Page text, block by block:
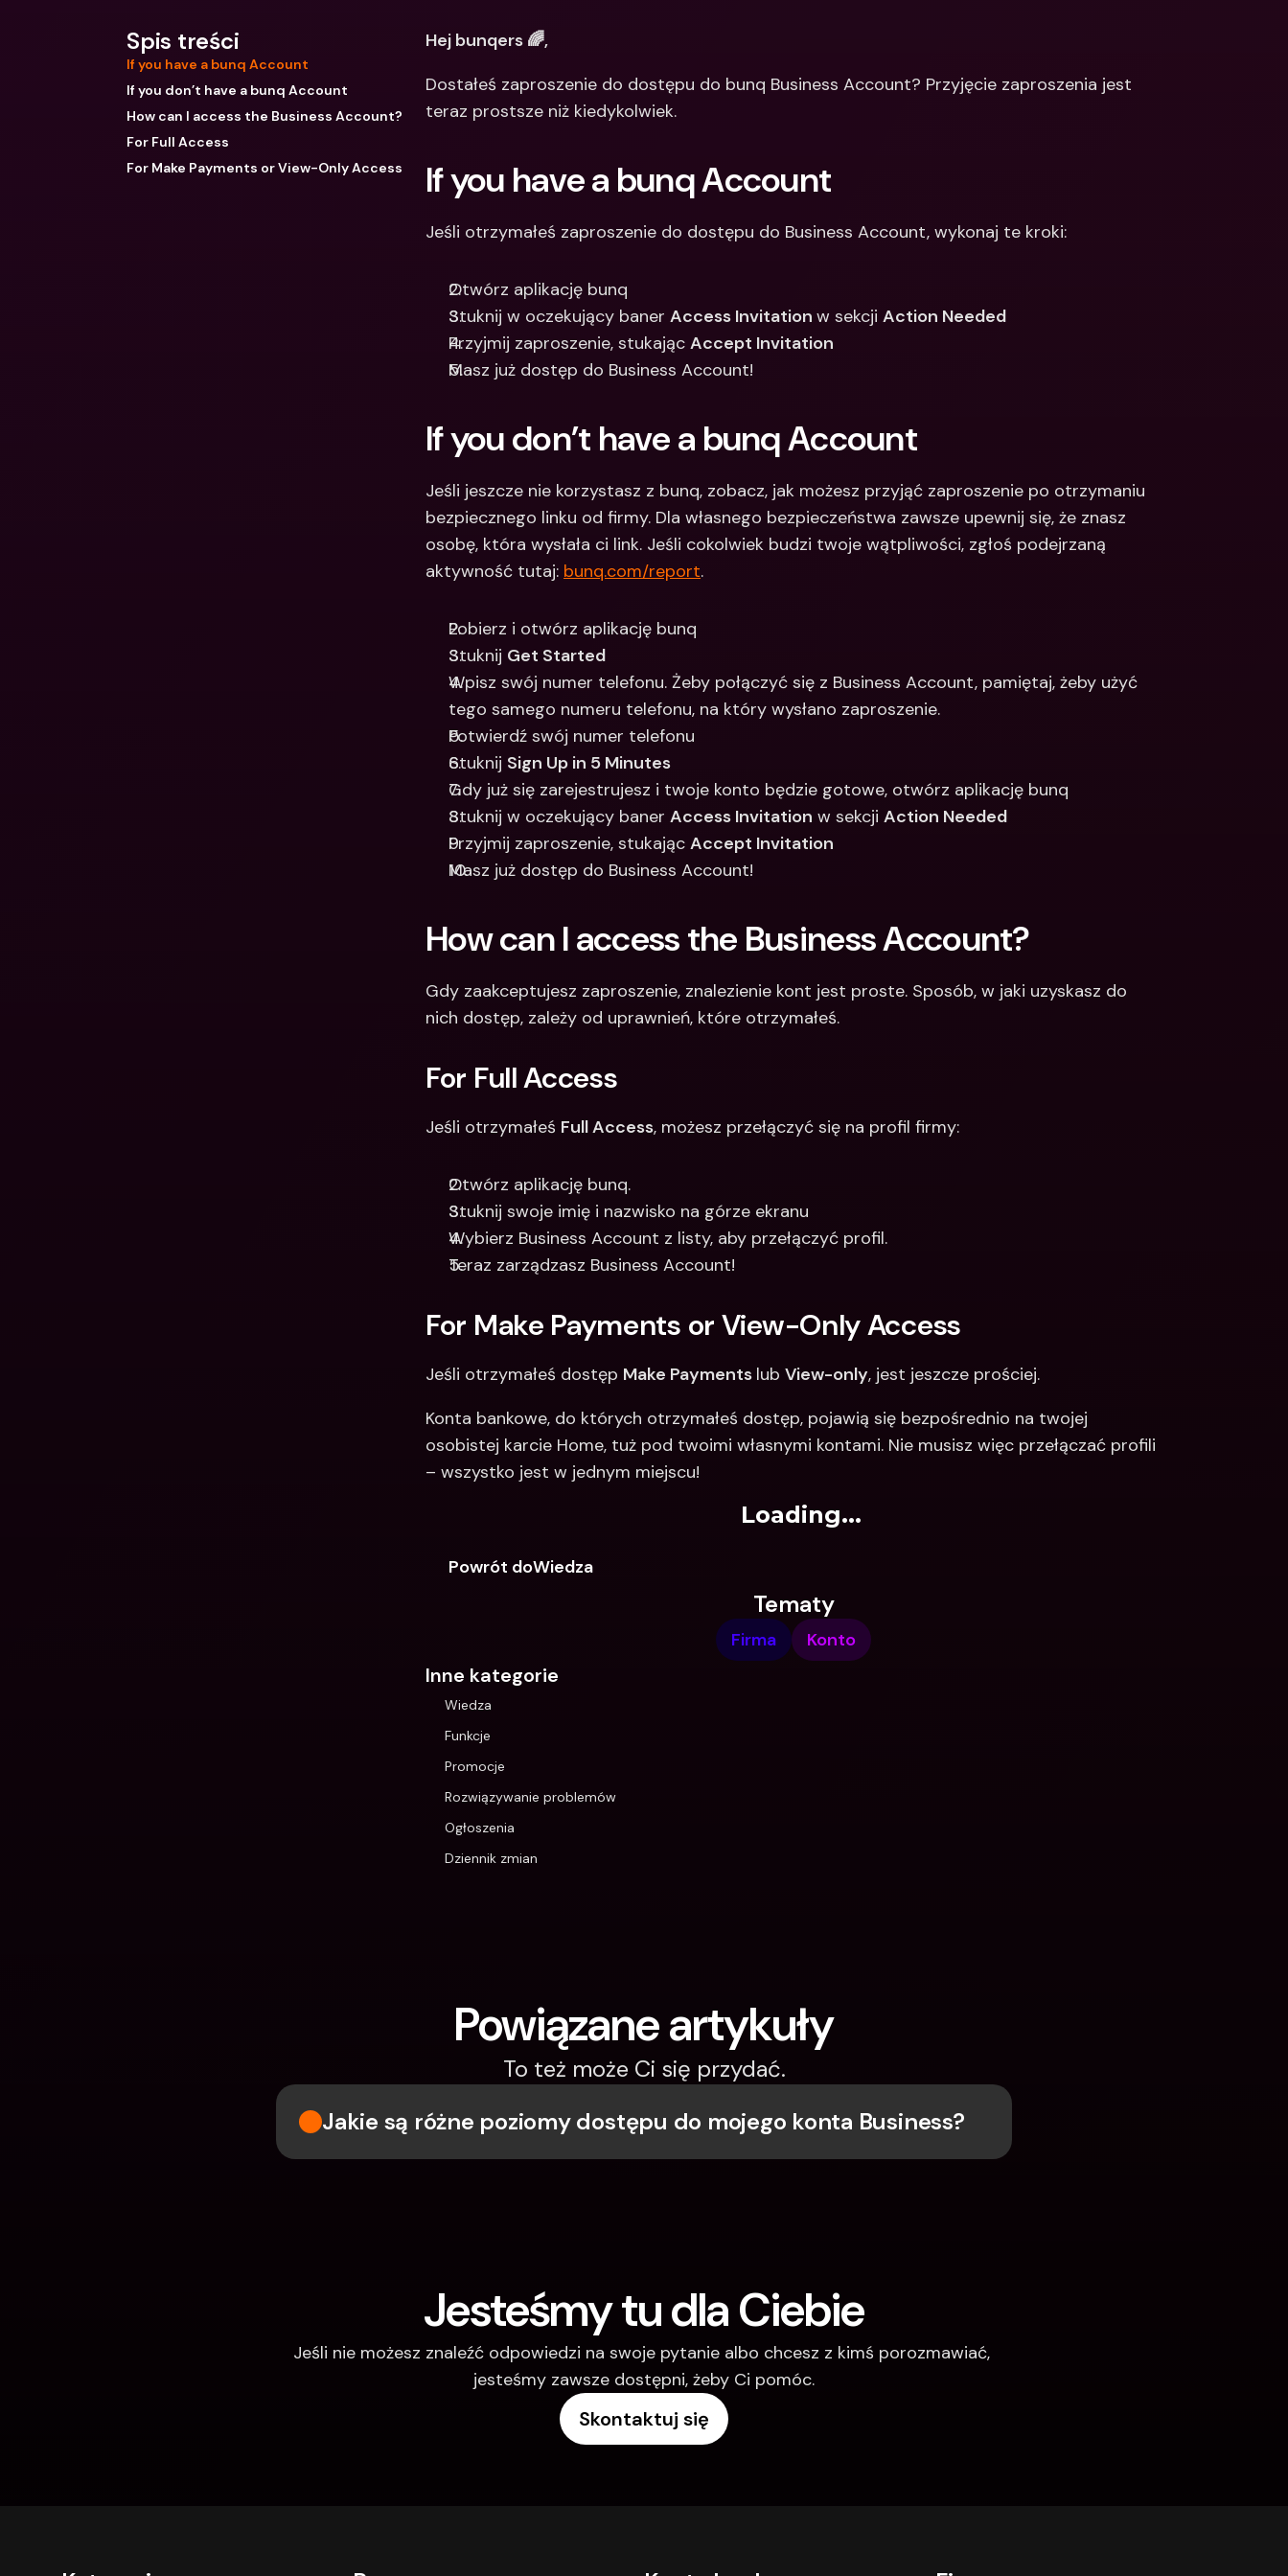
waluty
Spis treści
If you have a bunq Account
If you don’t have a bunq Account
How can I access the Business Account?
For Full Access
For Make Payments or View-Only Access
Hej bunqers 🌈,
Dostałeś zaproszenie do dostępu do bunq Business Account? Przyjęcie zaproszenia jest
teraz prostsze niż kiedykolwiek.
If you have a bunq Account
Jeśli otrzymałeś zaproszenie do dostępu do Business Account, wykonaj te kroki:
Otwórz aplikację bunq
Stuknij w oczekujący baner Access Invitation w sekcji Action Needed
Przyjmij zaproszenie, stukając Accept Invitation
Masz już dostęp do Business Account!
If you don’t have a bunq Account
Jeśli jeszcze nie korzystasz z bunq, zobacz, jak możesz przyjąć zaproszenie po otrzymaniu
bezpiecznego linku od firmy. Dla własnego bezpieczeństwa zawsze upewnij się, że znasz
osobę, która wysłała ci link. Jeśli cokolwiek budzi twoje wątpliwości, zgłoś podejrzaną
aktywność tutaj: bunq.com/report.
Pobierz i otwórz aplikację bunq
Stuknij Get Started
Wpisz swój numer telefonu. Żeby połączyć się z Business Account, pamiętaj, żeby użyć
tego samego numeru telefonu, na który wysłano zaproszenie.
Potwierdź swój numer telefonu
Stuknij Sign Up in 5 Minutes
Gdy już się zarejestrujesz i twoje konto będzie gotowe, otwórz aplikację bunq
Stuknij w oczekujący baner Access Invitation w sekcji Action Needed
Przyjmij zaproszenie, stukając Accept Invitation
Masz już dostęp do Business Account!
How can I access the Business Account?
Gdy zaakceptujesz zaproszenie, znalezienie kont jest proste. Sposób, w jaki uzyskasz do
nich dostęp, zależy od uprawnień, które otrzymałeś.
For Full Access
Jeśli otrzymałeś Full Access, możesz przełączyć się na profil firmy:
Otwórz aplikację bunq.
Stuknij swoje imię i nazwisko na górze ekranu
Wybierz Business Account z listy, aby przełączyć profil.
Teraz zarządzasz Business Account!
For Make Payments or View-Only Access
Jeśli otrzymałeś dostęp Make Payments lub View-only, jest jeszcze prościej.
Konta bankowe, do których otrzymałeś dostęp, pojawią się bezpośrednio na twojej
osobistej karcie Home, tuż pod twoimi własnymi kontami. Nie musisz więc przełączać profili
– wszystko jest w jednym miejscu!
Loading...
Powrót doWiedza
Tematy
Firma Konto
Inne kategorie
Wiedza
Funkcje
Promocje
Rozwiązywanie problemów
Ogłoszenia
Dziennik zmian
Powiązane artykuły
To też może Ci się przydać.
Jakie są różne poziomy dostępu do mojego konta Business?
Jesteśmy tu dla Ciebie
Jeśli nie możesz znaleźć odpowiedzi na swoje pytanie albo chcesz z kimś porozmawiać,
jesteśmy zawsze dostępni, żeby Ci pomóc.
Skontaktuj się